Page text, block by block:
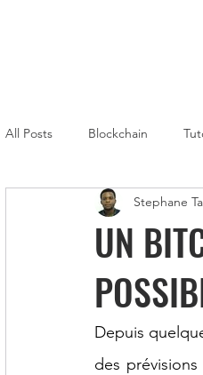
All Posts Blockchain
Strategies de Trading sur
Gagner de l'Argent avec la
UN
Stephane
Depuis
des